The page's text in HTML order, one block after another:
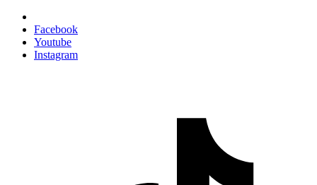
Facebook
Youtube
Instagram